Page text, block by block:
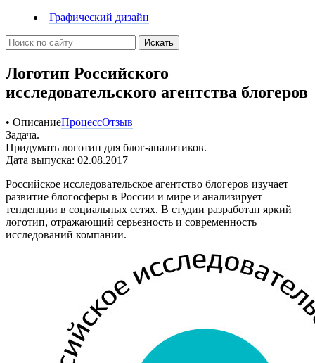
Графический дизайн
Искать
Логотип Российского
исследовательского агентства блогеров
• ОписаниеПроцессОтзыв
Задача.
Придумать логотип для блог-аналитиков.
Дата выпуска: 02.08.2017
Российское исследовательское агентство блогеров изучает
развитие блогосферы в России и мире и анализирует
тенденции в социальных сетях. В студии разработан яркий
логотип, отражающий серьезность и современность
исследований компании.